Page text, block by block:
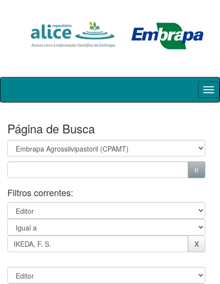
Skip
Página de Busca
Filtros correntes: